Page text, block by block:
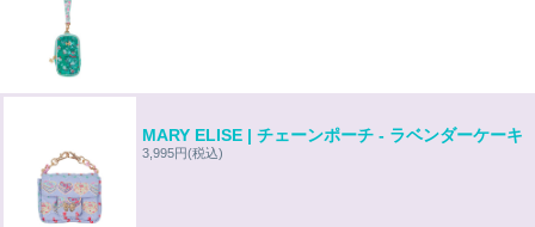
MARY ELISE | チェーンポーチ - ラベンダーケーキ
3,995円(税込)